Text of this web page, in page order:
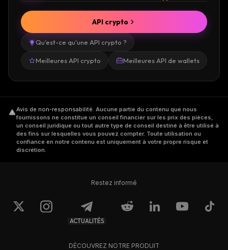
Qu'est-ce qu'une API crypto ?
Meilleures API crypto Meilleures API de wallets
API crypto
Avis de non-responsabilité. Aucune partie du contenu que nous
fournissons ne constitue un conseil financier sur les prix des pièces,
un conseil juridique ou tout autre type de conseil destiné à être utilisé à
des fins sur lesquelles vous pouvez compter. Toute utilisation ou
confiance en notre contenu est uniquement à votre propre risque et
discrétion.
Restez informé
ACTUALITÉS
DÉCOUVREZ NOTRE PRODUIT